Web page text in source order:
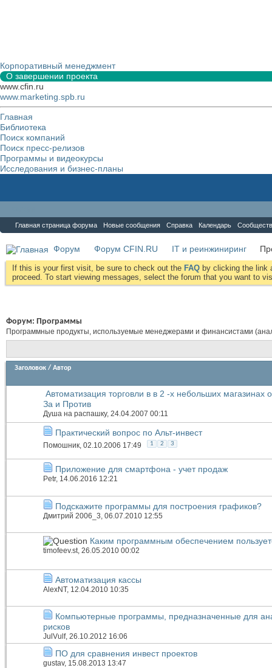
Корпоративный менеджмент
О завершении проекта
www.cfin.ru
www.marketing.spb.ru
Главная
Библиотека
Поиск компаний
Поиск пресс-релизов
Программы и видеокурсы
Исследования и бизнес-планы
Главная страница форума Новые сообщения Справка Календарь
Форум Форум CFIN.RU IT и реинжиниринг
If this is your first visit, be sure to check out the FAQ by clicking the link
proceed. To start viewing messages, select the forum that you want to
Форум: Программы
Программные продукты, используемые менеджерами и финансистами
Заголовок / Автор
Автоматизация торговли в в 2 -х небольших магазинах
За и Против
Душа на распашку, 24.04.2007 00:11
Практический вопрос по Альт-инвест
Помошник, 02.10.2006 17:49 1 2 3
Приложение для смартфона - учет продаж
Petr, 14.06.2016 12:21
Подскажите программы для построения графиков?
Дмитрий 2006_3 , 06.07.2010 12:55
Каким программным обеспечением
timofeev.st, 26.05.2010 00:02
Автоматизация кассы
AlexNT, 12.04.2010 10:35
Компьютерные программы, предназначенные для
рисков
JulVulf, 26.10.2012 16:06
ПО для сравнения инвест проектов
gustav, 15.08.2013 13:47